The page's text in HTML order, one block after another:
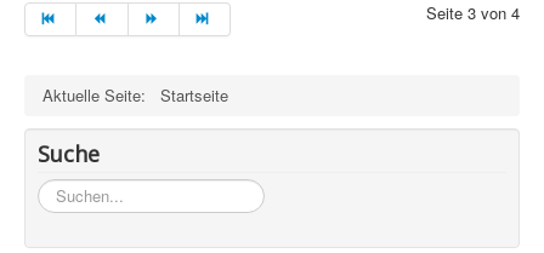
Seite 3 von 4
Aktuelle Seite: Startseite
Suche
Suchen...